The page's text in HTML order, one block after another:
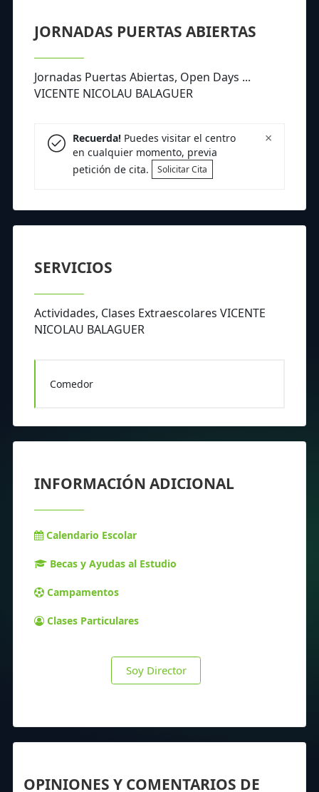
JORNADAS PUERTAS ABIERTAS
Jornadas Puertas Abiertas, Open Days ...
VICENTE NICOLAU BALAGUER
×
Recuerda!Puedes visitar el centro
en cualquier momento, previa
petición de cita.
Solicitar Cita
SERVICIOS
Actividades, Clases Extraescolares VICENTE
NICOLAU BALAGUER
Comedor
INFORMACIÓN ADICIONAL
Calendario Escolar
Becas y Ayudas al Estudio
Campamentos
Clases Particulares
Soy Director
OPINIONES Y COMENTARIOS DE